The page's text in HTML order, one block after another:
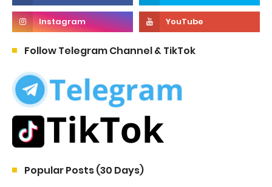
Follow Telegram Channel & TikTok
Popular Posts (30 Days)